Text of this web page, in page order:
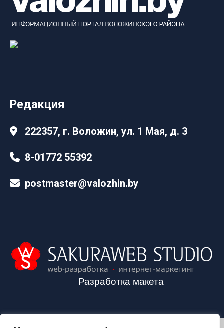
Редакция
222357, г. Воложин, ул. 1 Мая, д. 3
8-01772 55392
postmaster@valozhin.by
Разработка макета